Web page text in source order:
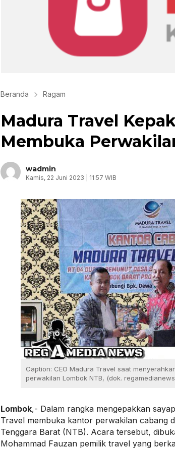
Beranda Ragam
Madura Travel
Membuka
wadmin
Kamis, 22 Juni 2023 | 11:57 WIB
Caption: CEO Madura Travel saat
perwakilan Lombok NTB, (dok.
Lombok,- Dalam rangka mengepakkan
Travel membuka kantor perwakilan cabang
Tenggara Barat (NTB). Acara tersebut,
Mohammad Fauzan pemilik travel yang